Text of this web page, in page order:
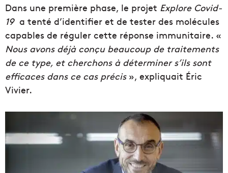
Dans une première phase, le projet Explore Covid-
19a tenté d’identifier et de tester des molécules
capables de réguler cette réponse immunitaire. «
Nous avons déjà conçu beaucoup de traitements
de ce type, et cherchons à déterminer s’ils sont
efficaces dans ce cas précis», expliquait Éric
Vivier.